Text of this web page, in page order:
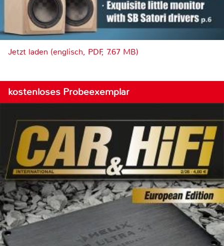
Jetzt laden (englisch, PDF, 7.67 MB)
kostenloses Probeexemplar